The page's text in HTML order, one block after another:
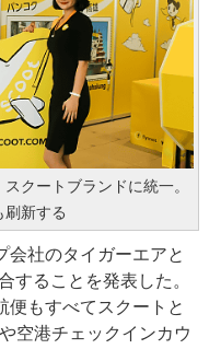
クートブランドに統一。
刷新する
社のタイガーエアと
することを発表した。
便もすべてスクートと
空港チェックインカウ